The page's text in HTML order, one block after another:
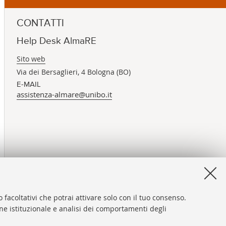
che potrai attivare solo con il tuo consenso.
istituzionale e analisi dei comportamenti degli
CONTATTI
Help Desk AlmaRE
Sito web
Via dei Bersaglieri, 4 Bologna (BO)
E-MAIL
assistenza-almare@unibo.it